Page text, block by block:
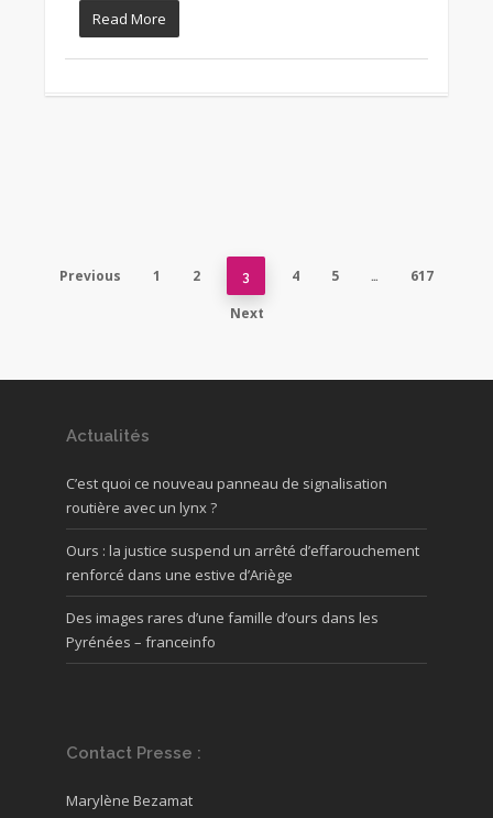
Read More
Previous 1 2 3 4 5 …
617
Next
Actualités
C’est quoi ce nouveau panneau de signalisation
routière avec un lynx ?
Ours : la justice suspend un arrêté d’effarouchement
renforcé dans une estive d’Ariège
Des images rares d’une famille d’ours dans les
Pyrénées – franceinfo
Contact Presse :
Marylène Bezamat